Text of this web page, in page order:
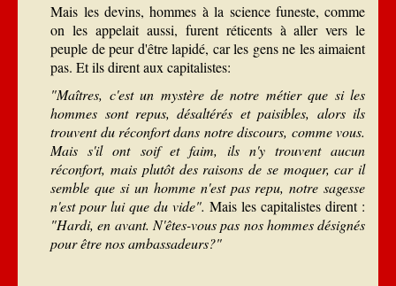
Mais les devins, hommes à la science funeste, comme
on les appelait aussi, furent réticents à aller vers le
peuple de peur d'être lapidé, car les gens ne les aimaient
pas. Et ils dirent aux capitalistes:
"Maîtres, c'est un mystère de notre métier que si les
hommes sont repus, désaltérés et paisibles, alors ils
trouvent du réconfort dans notre discours, comme vous.
Mais s'il ont soif et faim, ils n'y trouvent aucun
réconfort, mais plutôt des raisons de se moquer, car il
semble que si un homme n'est pas repu, notre sagesse
n'est pour lui que du vide". Mais les capitalistes dirent :
"Hardi, en avant. N'êtes-vous pas nos hommes désignés
pour être nos ambassadeurs?"